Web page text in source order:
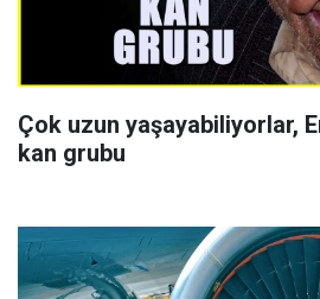
Çok uzun yaşayabiliyorlar,
kan grubu